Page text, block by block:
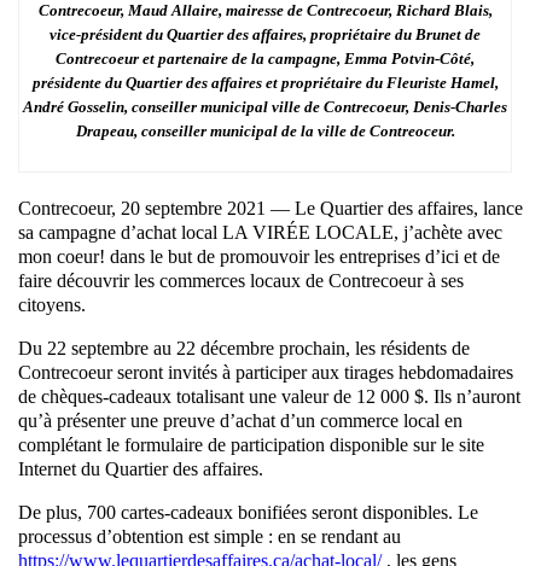
Contrecoeur, Maud Allaire, mairesse de Contrecoeur, Richard Blais,
vice-président du Quartier des affaires, propriétaire du Brunet de
Contrecoeur et partenaire de la campagne, Emma Potvin-Côté,
présidente du Quartier des affaires et propriétaire du Fleuriste Hamel,
André Gosselin, conseiller municipal ville de Contrecoeur, Denis-Charles
Drapeau, conseiller municipal de la ville de Contreoceur.
Contrecoeur, 20 septembre 2021 — Le Quartier des affaires, lance
sa campagne d’achat local LA VIRÉE LOCALE, j’achète avec
mon coeur! dans le but de promouvoir les entreprises d’ici et de
faire découvrir les commerces locaux de Contrecoeur à ses
citoyens.
Du 22 septembre au 22 décembre prochain, les résidents de
Contrecoeur seront invités à participer aux tirages hebdomadaires
de chèques-cadeaux totalisant une valeur de 12 000 $. Ils n’auront
qu’à présenter une preuve d’achat d’un commerce local en
complétant le formulaire de participation disponible sur le site
Internet du Quartier des affaires.
De plus, 700 cartes-cadeaux bonifiées seront disponibles. Le
processus d’obtention est simple : en se rendant au
https://www.lequartierdesaffaires.ca/achat-local/, les gens